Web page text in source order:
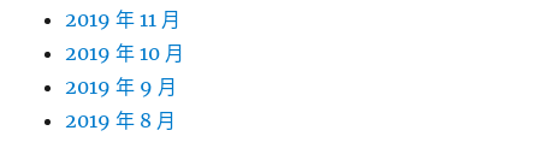
2019 年 11 月
2019 年 10 月
2019 年 9 月
2019 年 8 月